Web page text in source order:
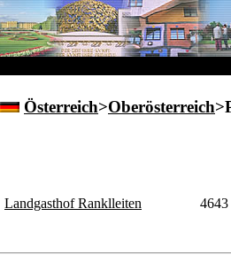
Österreich>Oberösterreich
Landgasthof Ranklleiten